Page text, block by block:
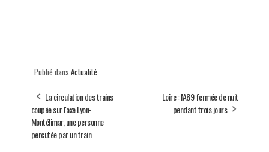
Publié dans Actualité
La circulation des trains
coupée sur l'axe Lyon-
Montélimar, une personne
percutée par un train
Loire : l'A89 fermée de nuit
pendant trois jours